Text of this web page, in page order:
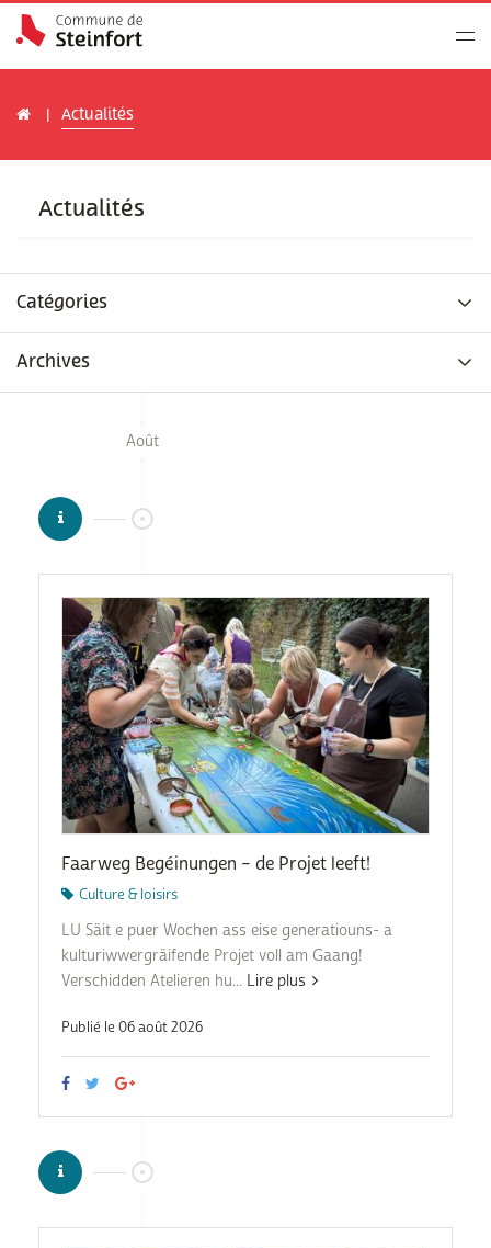
Actualités
Actualités
Catégories
Archives
Août
Faarweg Begéinungen – de Projet leeft!
Culture & loisirs
LU Säit e puer Wochen ass eise generatiouns- a
kulturiwwergräifende Projet voll am Gaang!
Verschidden Atelieren hu... Lire plus
Publié le 06 août 2026